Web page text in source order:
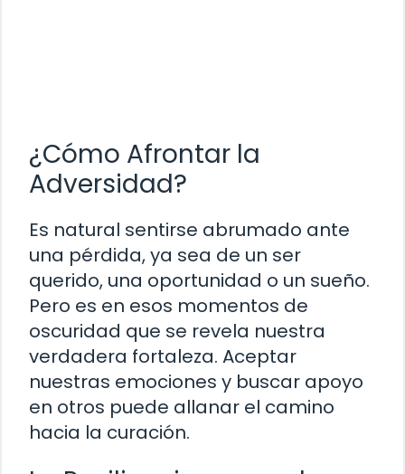
¿Cómo Afrontar la
Adversidad?
Es natural sentirse abrumado ante
una pérdida, ya sea de un ser
querido, una oportunidad o un sueño.
Pero es en esos momentos de
oscuridad que se revela nuestra
verdadera fortaleza. Aceptar
nuestras emociones y buscar apoyo
en otros puede allanar el camino
hacia la curación.